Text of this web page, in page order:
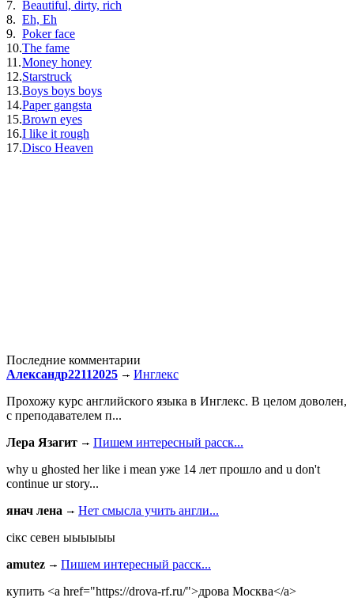
7. Beautiful, dirty, rich
8. Eh, Eh
9. Poker face
10.The fame
11.Money honey
12.Starstruck
13.Boys boys boys
14.Paper gangsta
15.Brown eyes
16.I like it rough
17.Disco Heaven
Последние комментарии
Александр22112025
Инглекс
Прохожу курс английского языка в Инглекс. В целом доволен,
с преподавателем п...
Лера Язагит
Пишем интересный расск...
why u ghosted her like i mean уже 14 лет прошло and u don't
continue ur story...
янач лена
Нет смысла учить англи...
сiкс севен ыыыыыы
amutez
Пишем интересный расск...
купить <a href="https://drova-rf.ru/">дрова Москва</a>